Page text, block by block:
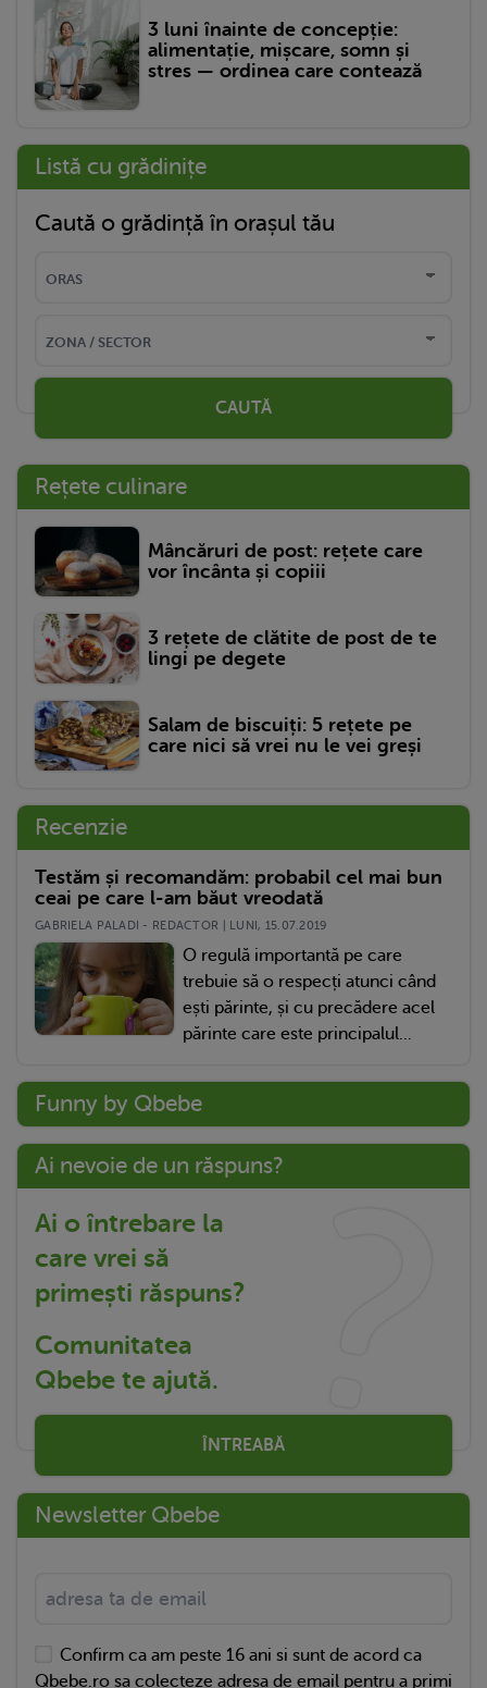
3 luni înainte de concepție:
alimentație, mișcare, somn și
stres — ordinea care contează
Listă cu grădinițe
Caută o grădință în orașul tău
CAUTĂ
Rețete culinare
Mâncăruri de post: rețete care
vor încânta și copiii
3 rețete de clătite de post de te
lingi pe degete
Salam de biscuiți: 5 rețete pe
care nici să vrei nu le vei greși
Recenzie
Testăm și recomandăm: probabil cel mai bun
ceai pe care l-am băut vreodată
GABRIELA PALADI - REDACTOR | LUNI, 15.07.2019
O regulă importantă pe care
trebuie să o respecți atunci când
ești părinte, și cu precădere acel
părinte care este principalul...
Funny by Qbebe
Ai nevoie de un răspuns?
Ai o întrebare la
care vrei să
primești răspuns?
Comunitatea
Qbebe te ajută.
ÎNTREABĂ
Newsletter Qbebe
Confirm ca am peste 16 ani si sunt de acord ca
Qbebe.ro sa colecteze adresa de email pentru a primi